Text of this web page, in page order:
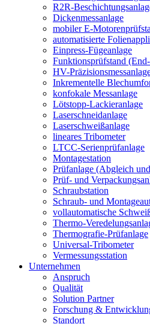
R2R-
Dickenmessanlage
mobiler E-
automatisierte
Einpress-Fügeanlage
Funktionsprüfstand
HV-
Inkrementelle
konfokale Messanlage
Lötstopp-Lackieranlage
Laserschneidanlage
Laserschweißanlage
lineares Tribometer
LTCC-Serienprüfanlage
Montagestation
Prüfanlage (Abgleich
Prüf- und
Schraubstation
Schraub- und
vollautomatische
Thermo-
Thermografie-Prüfanlage
Universal-Tribometer
Vermessungsstation
Unternehmen
Anspruch
Qualität
Solution Partner
Forschung &
Standort